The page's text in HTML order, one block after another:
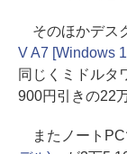
そのほかデス
V A7 [Windows
同じくミドルタ
900円引きの22
またノートPC